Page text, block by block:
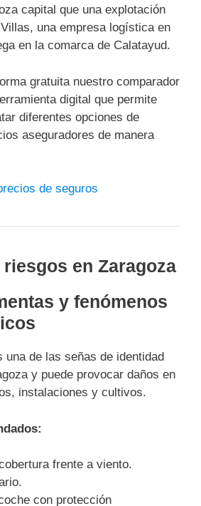
capital que una explotación
una empresa logística en
en la comarca de Calatayud.
gratuita nuestro comparador
digital que permite
diferentes opciones de
aseguradores de manera
de seguros
en Zaragoza
y fenómenos
una de las señas de identidad
y puede provocar daños en
instalaciones y cultivos.
frente a viento.
con protección